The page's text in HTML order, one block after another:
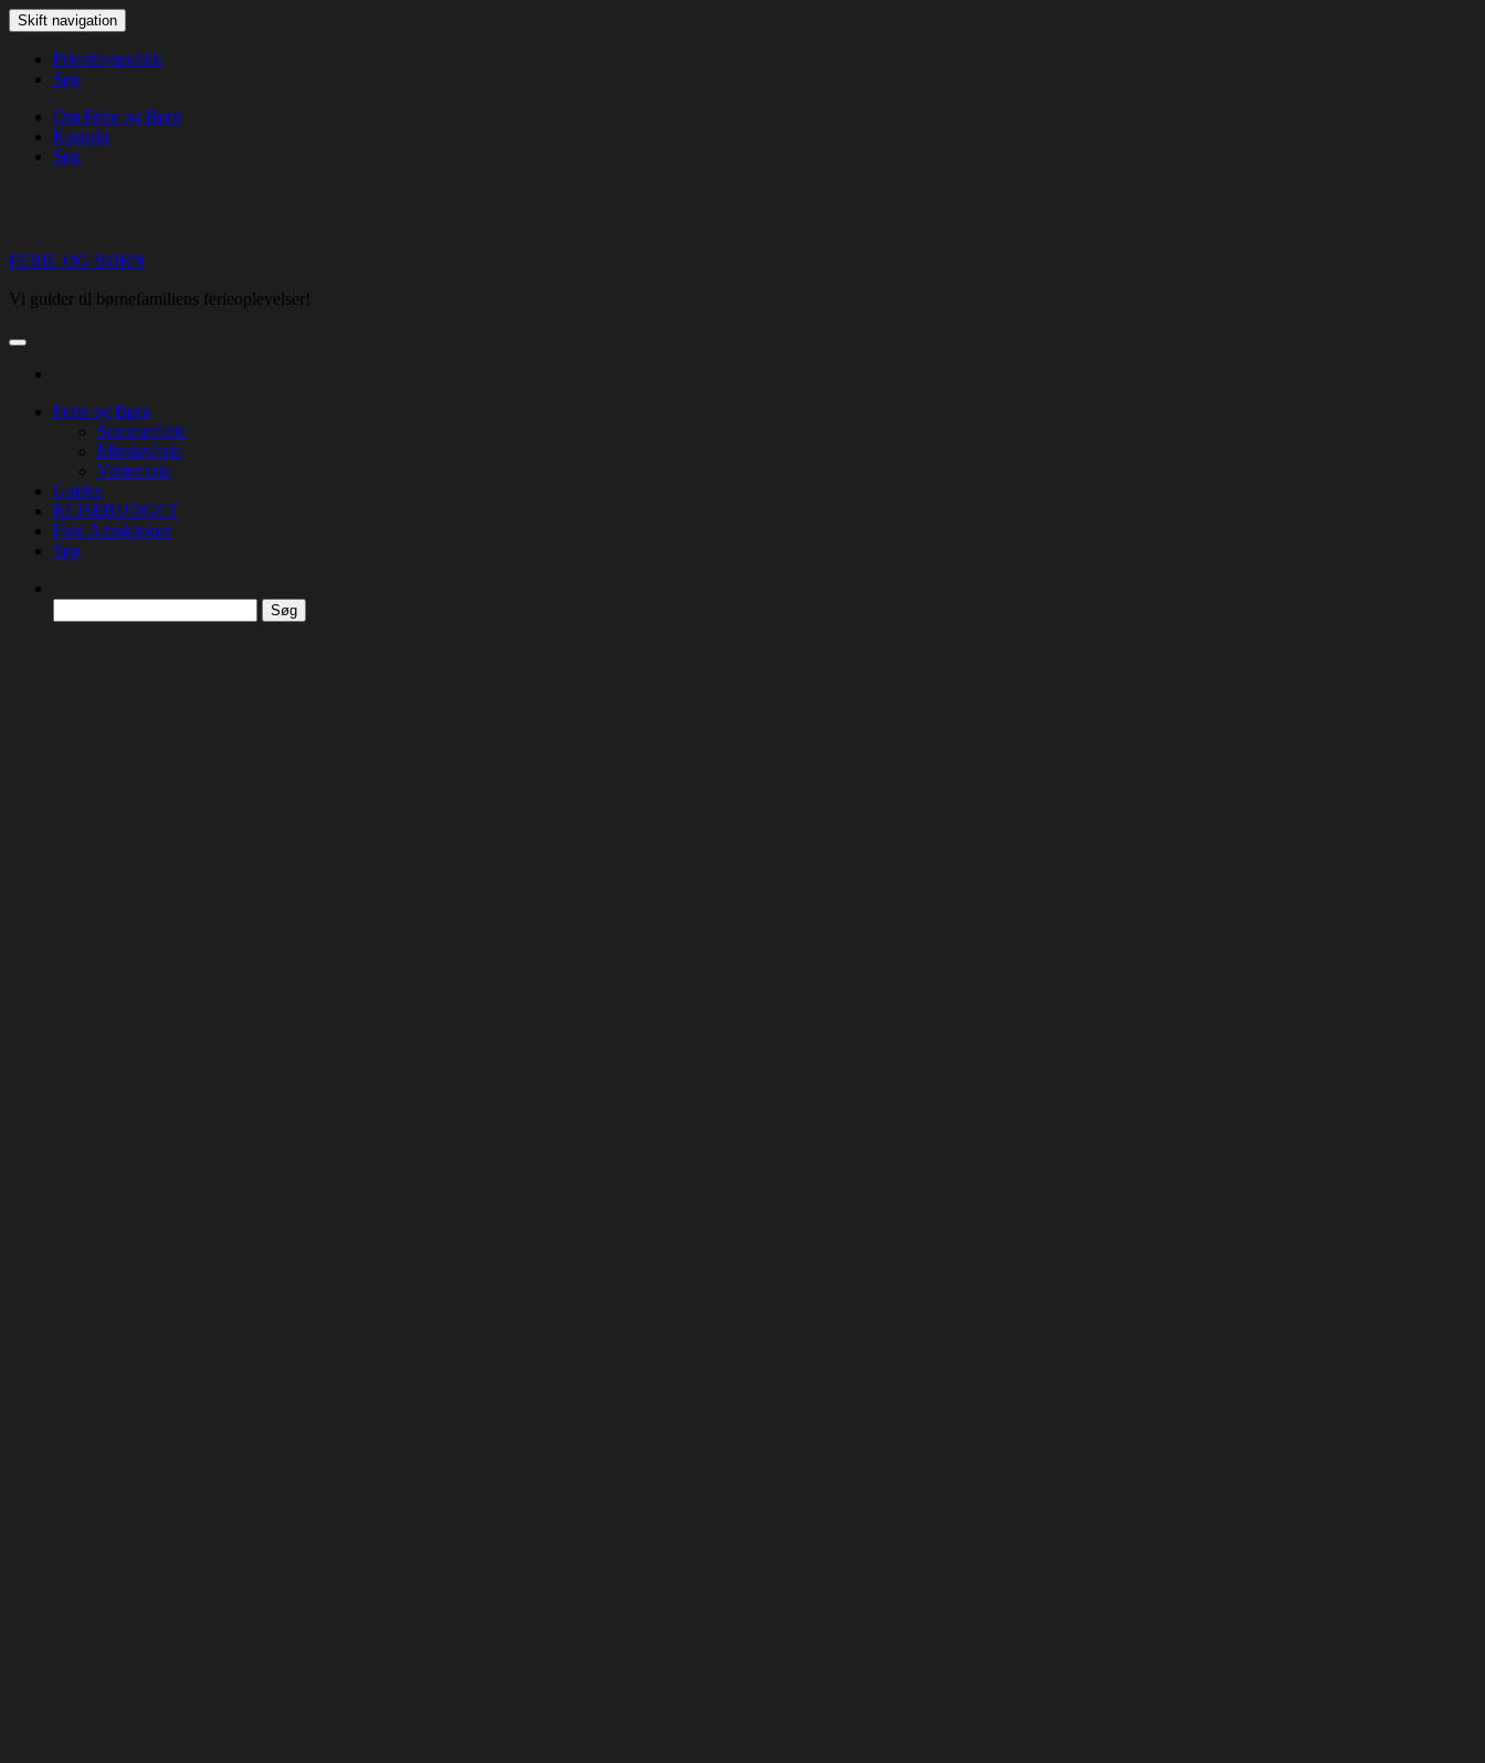
Skip
to
content
Skift navigation
Privatlivspolitik
Søg
Om Ferie og Børn
Kontakt
Søg
FERIE OG BØRN
Vi guider til børnefamiliens ferieoplevelser!
Ferie og Børn
Sommerferie
Efterårsferie
Vinterferie
Guides
REJSEBUDGET
Find Attraktioner
Søg
efter: